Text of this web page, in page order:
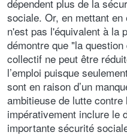
dépendent plus de la
sociale. Or, en mettant
n'est pas l'équivalent à la
démontre que "la
collectif ne peut être
l’emploi puisque
sont en raison d’un
ambitieuse de lutte
impérativement inclure le
importante sécurité